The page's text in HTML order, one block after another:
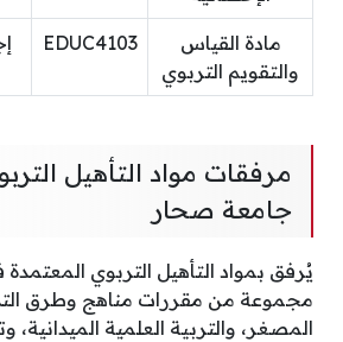
مادة القياس
والتقويم التربوي
EDUC4103
مرفقات مواد التأهيل
جامعة صحار
يُرفق بمواد التأهيل التربوي
مجموعة من مقررات مناهج وطرق
المصغر، والتربية العلمية